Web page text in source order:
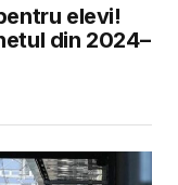
elevi!
din 2024–